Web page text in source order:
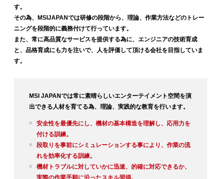
す。
その為、MSIJAPANでは研修の段階から、理論、作業方法などのトレー
ニングを段階的に義務付けて行っています。
また、常に高品質なサービスを提供する為に、エンジニアの技術育成
と、品格育成にも力を注いで、人を評価して頂ける会社を目指していま
す。
MSI JAPANでは常に素晴らしいエンターテイメント空間を演
出できる人材を育てる為、理論、実践的な教育を行います。
安全性を最優先にし、機材の基本構造を理解し、応用力を
付ける訓練。
段取りを事前にシミュレーションする事により、作業の流
れを効率化する訓練。
機材トラブルに対していかに迅速、的確に対応できるか、
実際の作業手順に沿ったスキル習得。